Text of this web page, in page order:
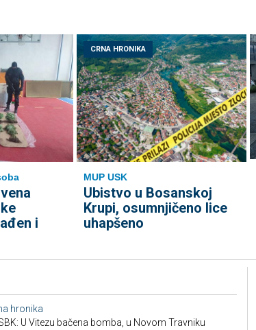
i
CRNA HRONIKA
MUP USK
Ubistvo u Bosanskoj
Krupi, osumnjičeno lice
uhapšeno
hronika
U Vitezu bačena bomba, u Novom Travniku